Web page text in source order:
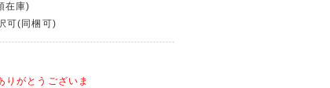
在庫)
可(同梱可)
りがとうございま